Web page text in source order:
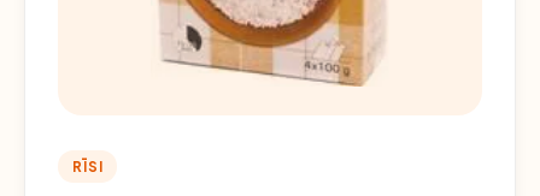
RĪSI